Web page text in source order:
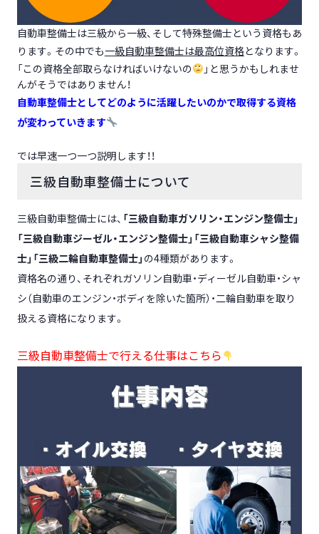
自動車整備士は三級から一級、そして特殊整備士という資格もあ
ります。その中でも一級自動車整備士は最高位資格となります。
「この資格全部取らなければいけないの
」と思うかもしれませ
んがそうではありません！
自動車整備士としてどのように活躍したいのかで取得する資格
が変わっていきます
では早速一つ一つ説明します！！
三級自動車整備士について
三級自動車整備士には、 「三級自動車ガソリン・エンジン整備士」
「三級自動車ジーゼル・エンジン整備士」「三級自動車シャシ整備
士」「三級二輪自動車整備士」 の4種類があります。
資格名の通り、 それぞれガソリン自動車・ディーゼル自動車・シャ
シ（自動車のエンジン・ボディを除いた箇所）・二輪自動車を取り
扱える資格になります。
三級自動車整備士で行える仕事はこちら